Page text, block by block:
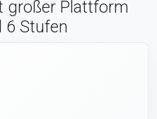
großer Plattform
6 Stufen